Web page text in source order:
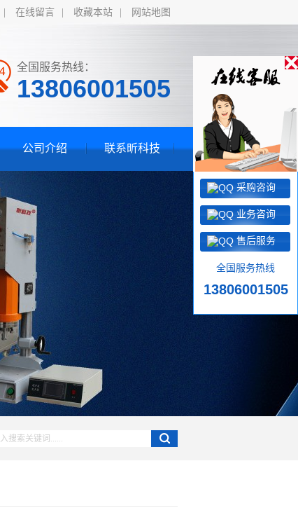
在线留言 收藏本站 网站地图
全国服务热线：
13806001505
公司介绍 联系昕科技
采购咨询
业务咨询
售后服务
全国服务热线
13806001505